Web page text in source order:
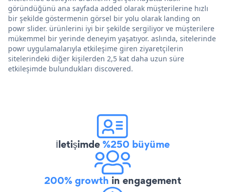
göründüğünü ana sayfada added olarak müşterilerine hızlı
bir şekilde göstermenin görsel bir yolu olarak landing on
powr slider. ürünlerini iyi bir şekilde sergiliyor ve müşterilere
mükemmel bir yerinde deneyim yaşatıyor. aslında, sitelerinde
powr uygulamalarıyla etkileşime giren ziyaretçilerin
sitelerindeki diğer kişilerden 2,5 kat daha uzun süre
etkileşimde bulundukları discovered.
İletişimde%250 büyüme
200% growth in engagement